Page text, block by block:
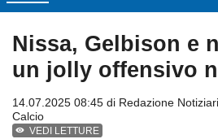
Nissa, Gelbison e
un jolly offensivo
14.07.2025 08:45 di Redazione
Calcio
VEDI LETTURE